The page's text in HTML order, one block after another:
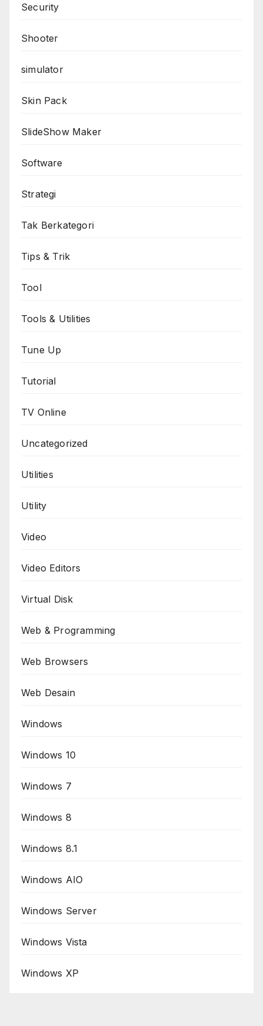
Security
Shooter
simulator
Skin Pack
SlideShow Maker
Software
Strategi
Tak Berkategori
Tips & Trik
Tool
Tools & Utilities
Tune Up
Tutorial
TV Online
Uncategorized
Utilities
Utility
Video
Video Editors
Virtual Disk
Web & Programming
Web Browsers
Web Desain
Windows
Windows 10
Windows 7
Windows 8
Windows 8.1
Windows AIO
Windows Server
Windows Vista
Windows XP